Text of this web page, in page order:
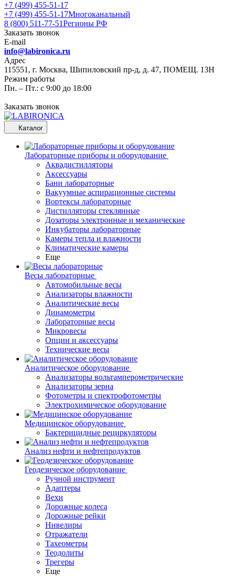
+7 (499) 455-51-17
+7 (499) 455-51-17Многоканальный
8 (800) 511-77-51Регионы РФ
Заказать звонок
E-mail
info@labironica.ru
Адрес
115551, г. Москва, Шипиловский пр-д, д. 47, ПОМЕЩ. 13Н
Режим работы
Пн. – Пт.: с 9:00 до 18:00
Заказать звонок
Каталог
Лабораторные приборы и оборудование
Аквадистилляторы
Аксессуары
Бани лабораторные
Вакуумные аспирационные системы
Вортексы лабораторные
Дистилляторы стеклянные
Дозаторы электронные и механические
Инкубаторы лабораторные
Камеры тепла и влажности
Климатические камеры
Еще
Весы лабораторные
Автомобильные весы
Анализаторы влажности
Аналитические весы
Динамометры
Лабораторные весы
Микровесы
Опции и аксессуары
Технические весы
Аналитическое оборудование
Анализаторы вольтамперометрические
Анализаторы зерна
Фотометры и спектрофотометры
Электрохимическое оборудование
Медицинское оборудование
Бактерицидные рециркуляторы
Анализ нефти и нефтепродуктов
Геодезическое оборудование
Ручной инструмент
Адаптеры
Вехи
Дорожные колеса
Дорожные рейки
Нивелиры
Отражатели
Тахеометры
Теодолиты
Трегеры
Еще